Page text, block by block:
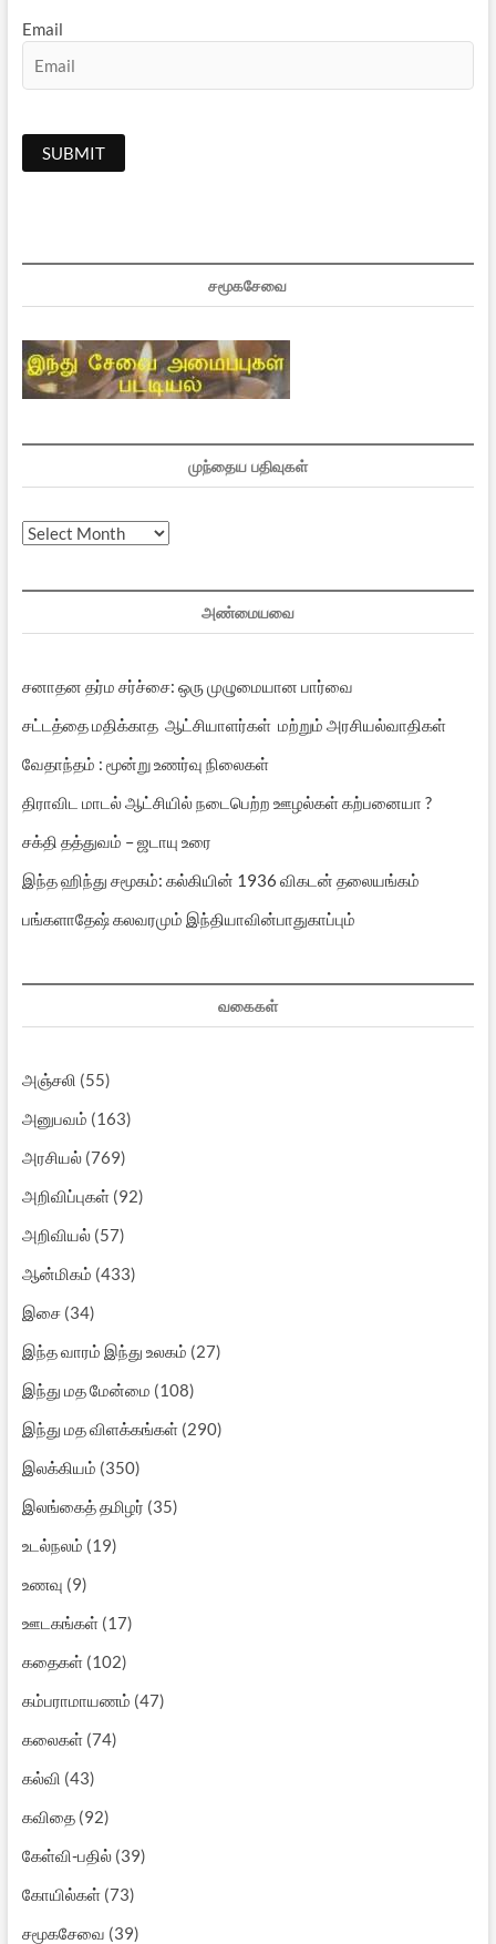
Email
சமூகசேவை
முந்தைய பதிவுகள்
முந்தைய
அண்மையவை
சனாதன தர்ம சர்ச்சை: ஒரு முழுமையான பார்வை
சட்டத்தை மதிக்காத ஆட்சியாளர்கள் மற்றும் அரசியல்வாதிகள்
வேதாந்தம் : மூன்று உணர்வு நிலைகள்
திராவிட மாடல் ஆட்சியில் நடைபெற்ற ஊழல்கள் கற்பனையா ?
சக்தி தத்துவம் – ஜடாயு உரை
இந்த ஹிந்து சமூகம்: கல்கியின் 1936 விகடன் தலையங்கம்
பங்களாதேஷ் கலவரமும் இந்தியாவின்பாதுகாப்பும்
வகைகள்
அஞ்சலி (55)
அனுபவம் (163)
அரசியல்(769)
அறிவிப்புகள்(92)
அறிவியல்(57)
ஆன்மிகம் (433)
இசை(34)
இந்த வாரம் இந்து உலகம் (27)
இந்து மத மேன்மை (108)
இந்து மத விளக்கங்கள்(290)
இலக்கியம் (350)
இலங்கைத் தமிழர் (35)
உடல்நலம் (19)
உணவு (9)
ஊடகங்கள்(17)
கதைகள்(102)
கம்பராமாயணம் (47)
கலைகள்(74)
கல்வி (43)
கவிதை(92)
கேள்வி-பதில்(39)
கோயில்கள்(73)
சமூகசேவை (39)